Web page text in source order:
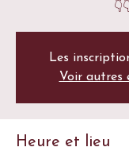
Les
Voir autres
Heure et lieu